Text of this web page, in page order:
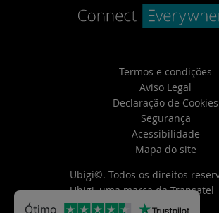
Termos e condições
Aviso Legal
Declaração de Cookies
Segurança
Acessibilidade
Mapa do site
Ubigi©. Todos os direitos
Ubigi, uma marca daTransatel
Ótimo